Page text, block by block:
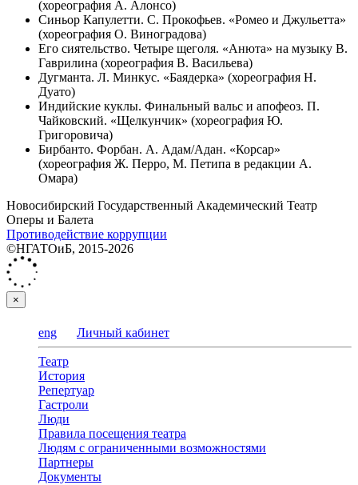
(хореография А. Алонсо)
Синьор Капулетти. С. Прокофьев. «Ромео и Джульетта»
(хореография О. Виноградова)
Его сиятельство. Четыре щеголя. «Анюта» на музыку В.
Гаврилина (хореография В. Васильева)
Дугманта. Л. Минкус. «Баядерка» (хореография Н.
Дуато)
Индийские куклы. Финальный вальс и апофеоз. П.
Чайковский. «Щелкунчик» (хореография Ю.
Григоровича)
Бирбанто. Форбан. А. Адам/Адан. «Корсар»
(хореография Ж. Перро, М. Петипа в редакции А.
Омара)
Новосибирский Государственный Академический Театр
Оперы и Балета
Противодействие коррупции
©НГАТОиБ, 2015-2026
×
eng Личный кабинет
Театр
История
Репертуар
Гастроли
Люди
Правила посещения театра
Людям с ограниченными возможностями
Партнеры
Документы